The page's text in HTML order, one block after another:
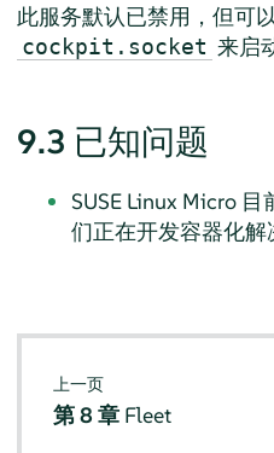
此服务默认已禁用，但可
cockpit.socket 来启
9.3 已知问题
SUSE Linux Micro
们正在开发容器化解
上一页
第 8 章 Fleet